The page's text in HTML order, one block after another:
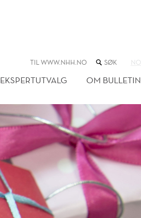
TIL WWW.NHH.NO SØK
NETTSTEDET
NO
EKSPERTUTVALG OM BULLETIN